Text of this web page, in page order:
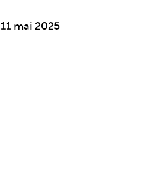
11 mai 2025